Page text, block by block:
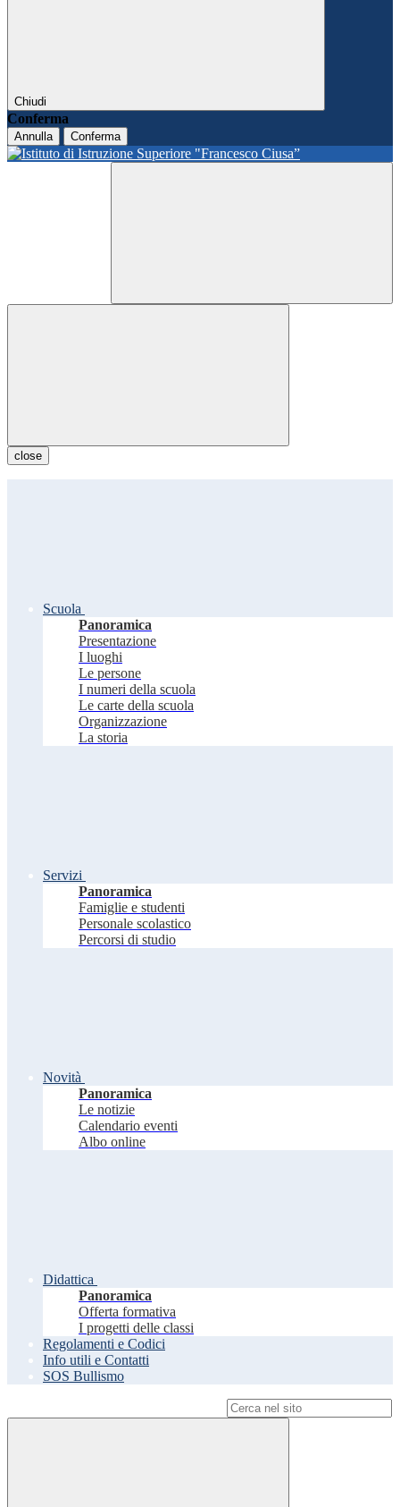
Chiudi
Conferma
Annulla Conferma
close
Scuola
Panoramica
Presentazione
I luoghi
Le persone
I numeri della scuola
Le carte della scuola
Organizzazione
La storia
Servizi
Panoramica
Famiglie e studenti
Personale scolastico
Percorsi di studio
Novità
Panoramica
Le notizie
Calendario eventi
Albo online
Didattica
Panoramica
Offerta formativa
I progetti delle classi
Regolamenti e Codici
Info utili e Contatti
SOS Bullismo